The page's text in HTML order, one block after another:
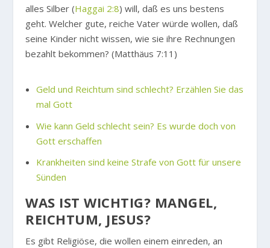
alles Silber (Haggai 2:8) will, daß es uns bestens
geht. Welcher gute, reiche Vater würde wollen, daß
seine Kinder nicht wissen, wie sie ihre Rechnungen
bezahlt bekommen? (Matthäus 7:11)
Geld und Reichtum sind schlecht? Erzählen Sie das
mal Gott
Wie kann Geld schlecht sein? Es wurde doch von
Gott erschaffen
Krankheiten sind keine Strafe von Gott für unsere
Sünden
WAS IST WICHTIG? MANGEL,
REICHTUM, JESUS?
Es gibt Religiöse, die wollen einem einreden, an